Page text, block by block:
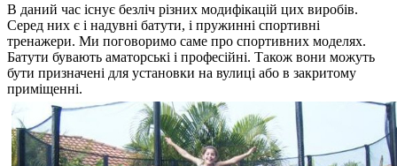
В даний час існує безліч різних модифікацій цих виробів.
Серед них є і надувні батути, і пружинні спортивні
тренажери. Ми поговоримо саме про спортивних моделях.
Батути бувають аматорські і професійні. Також вони можуть
бути призначені для установки на вулиці або в закритому
приміщенні.